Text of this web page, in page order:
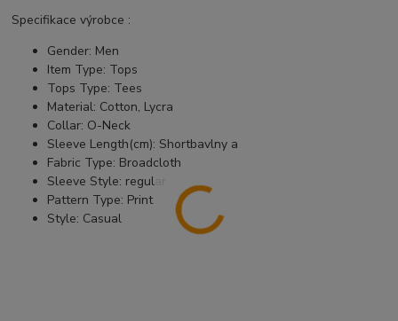
Specifikace výrobce :
Gender: Men
Item Type: Tops
Tops Type: Tees
Material: Cotton, Lycra
Collar: O-Neck
Sleeve Length(cm): Shortbavlny a
Fabric Type: Broadcloth
Sleeve Style: regular
Pattern Type: Print
Style: Casual